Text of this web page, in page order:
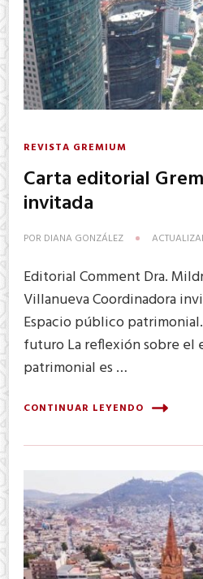
REVISTA GREMIUM
Carta editorial
invitada
POR DIANA GONZÁLEZ
Editorial Comment Dra.
Villanueva Coordinadora
Espacio público
futuro La reflexión sobre el
patrimonial es …
CONTINUAR LEYENDO